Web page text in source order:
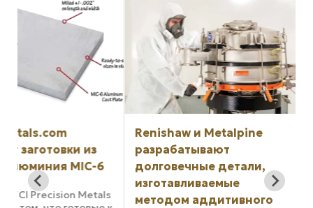
Renishaw и Metalpine
разрабатывают
долговечные детали,
изготавливаемые
методом аддитивного
Sandvik
запускает
систему для
мониторинга
оборудования